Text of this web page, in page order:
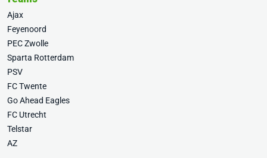
Ajax
Feyenoord
PEC Zwolle
Sparta Rotterdam
PSV
FC Twente
Go Ahead Eagles
FC Utrecht
Telstar
AZ